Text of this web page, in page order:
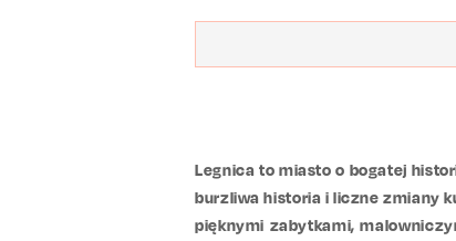
Legnica to miasto o bogatej
burzliwa historia i liczne zmiany
pięknymi zabytkami,